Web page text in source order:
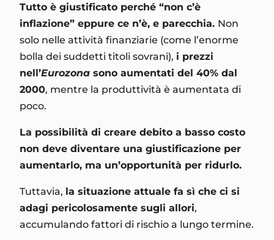
Tutto è giustificato perché “non c’è
inflazione” eppure ce n’è, e parecchia. Non
solo nelle attività finanziarie (come l’enorme
bolla dei suddetti titoli sovrani), i prezzi
nell’Eurozona sono aumentati del 40% dal
2000, mentre la produttività è aumentata di
poco.
La possibilità di creare debito a basso costo
non deve diventare una giustificazione per
aumentarlo, ma un’opportunità per ridurlo.
Tuttavia, la situazione attuale fa sì che ci si
adagi pericolosamente sugli allori,
accumulando fattori di rischio a lungo termine.